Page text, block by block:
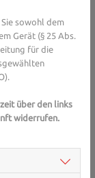
Haar sowie
Haut.
Wundheilung:
ein starkes
auftretende
eine schlechte
Sie sowohl dem
Gerät (§ 25 Abs.
für die
über den links
widerrufen.